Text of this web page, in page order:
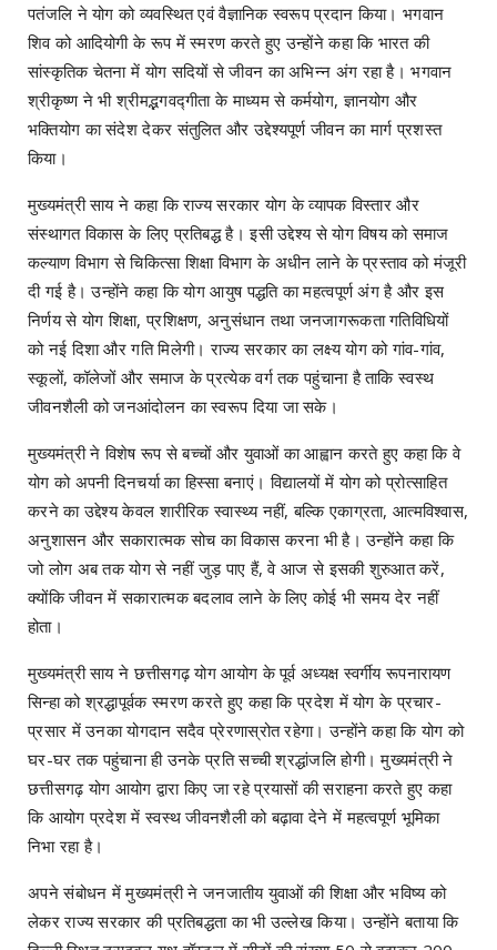
पतंजलि ने योग को व्यवस्थित एवं वैज्ञानिक स्वरूप प्रदान किया। भगवान
शिव को आदियोगी के रूप में स्मरण करते हुए उन्होंने कहा कि भारत की
सांस्कृतिक चेतना में योग सदियों से जीवन का अभिन्न अंग रहा है। भगवान
श्रीकृष्ण ने भी श्रीमद्भगवद्गीता के माध्यम से कर्मयोग, ज्ञानयोग और
भक्तियोग का संदेश देकर संतुलित और उद्देश्यपूर्ण जीवन का मार्ग प्रशस्त
किया।
मुख्यमंत्री साय ने कहा कि राज्य सरकार योग के व्यापक विस्तार और
संस्थागत विकास के लिए प्रतिबद्ध है। इसी उद्देश्य से योग विषय को समाज
कल्याण विभाग से चिकित्सा शिक्षा विभाग के अधीन लाने के प्रस्ताव को मंजूरी
दी गई है। उन्होंने कहा कि योग आयुष पद्धति का महत्वपूर्ण अंग है और इस
निर्णय से योग शिक्षा, प्रशिक्षण, अनुसंधान तथा जनजागरूकता गतिविधियों
को नई दिशा और गति मिलेगी। राज्य सरकार का लक्ष्य योग को गांव-गांव,
स्कूलों, कॉलेजों और समाज के प्रत्येक वर्ग तक पहुंचाना है ताकि स्वस्थ
जीवनशैली को जनआंदोलन का स्वरूप दिया जा सके।
मुख्यमंत्री ने विशेष रूप से बच्चों और युवाओं का आह्वान करते हुए कहा कि वे
योग को अपनी दिनचर्या का हिस्सा बनाएं। विद्यालयों में योग को प्रोत्साहित
करने का उद्देश्य केवल शारीरिक स्वास्थ्य नहीं, बल्कि एकाग्रता, आत्मविश्वास,
अनुशासन और सकारात्मक सोच का विकास करना भी है। उन्होंने कहा कि
जो लोग अब तक योग से नहीं जुड़ पाए हैं, वे आज से इसकी शुरुआत करें,
क्योंकि जीवन में सकारात्मक बदलाव लाने के लिए कोई भी समय देर नहीं
होता।
मुख्यमंत्री साय ने छत्तीसगढ़ योग आयोग के पूर्व अध्यक्ष स्वर्गीय रूपनारायण
सिन्हा को श्रद्धापूर्वक स्मरण करते हुए कहा कि प्रदेश में योग के प्रचार-
प्रसार में उनका योगदान सदैव प्रेरणास्रोत रहेगा। उन्होंने कहा कि योग को
घर-घर तक पहुंचाना ही उनके प्रति सच्ची श्रद्धांजलि होगी। मुख्यमंत्री ने
छत्तीसगढ़ योग आयोग द्वारा किए जा रहे प्रयासों की सराहना करते हुए कहा
कि आयोग प्रदेश में स्वस्थ जीवनशैली को बढ़ावा देने में महत्वपूर्ण भूमिका
निभा रहा है।
अपने संबोधन में मुख्यमंत्री ने जनजातीय युवाओं की शिक्षा और भविष्य को
लेकर राज्य सरकार की प्रतिबद्धता का भी उल्लेख किया। उन्होंने बताया कि